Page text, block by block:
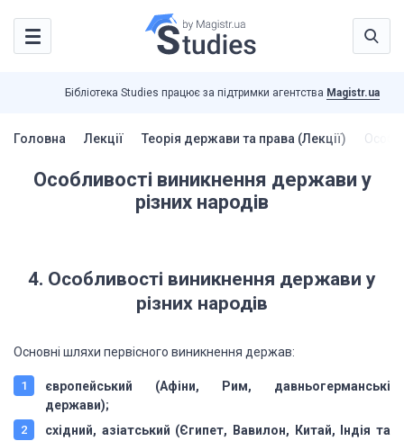
Бібліотека Studies працює за підтримки агентства Magistr.ua
Головна Лекції Теорія держави та права (Лекції)
Особливості виникнення держави у
різних народів
4. Особливості виникнення держави у
різних народів
Основні шляхи первісного виникнення держав:
європейський (Афіни, Рим, давньогерманські
держави);
східний, азіатський (Єгипет, Вавилон, Китай, Індія та